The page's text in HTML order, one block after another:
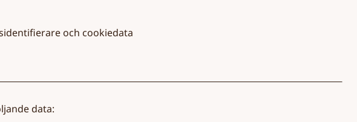
och cookiedata
data: